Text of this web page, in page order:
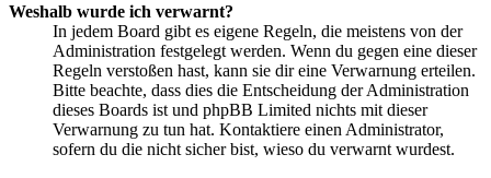
Weshalb wurde ich verwarnt?
In jedem Board gibt es eigene Regeln, die meistens von der
Administration festgelegt werden. Wenn du gegen eine dieser
Regeln verstoßen hast, kann sie dir eine Verwarnung erteilen.
Bitte beachte, dass dies die Entscheidung der Administration
dieses Boards ist und phpBB Limited nichts mit dieser
Verwarnung zu tun hat. Kontaktiere einen Administrator,
sofern du die nicht sicher bist, wieso du verwarnt wurdest.